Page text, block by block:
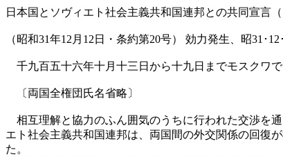
日本国とソヴィエト社会主義共和国連邦との共同宣言（
（昭和31年12月12日・条約第20号） 効力発生、昭31･12
千九百五十六年十月十三日から十九日までモスクワ
〔両国全権団氏名省略〕
相互理解と協力のふん囲気のうちに行われた交渉を
エト社会主義共和国連邦は、両国間の外交関係の回復
た。